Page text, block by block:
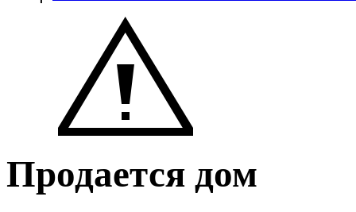
Продается дом